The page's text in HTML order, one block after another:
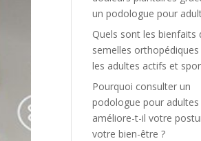
un podologue pour
Quels sont les bienfaits
semelles
les adultes actifs et
Pourquoi consulter un
podologue pour adultes
améliore-t-il votre
votre bien-être ?